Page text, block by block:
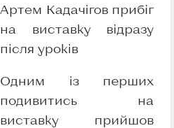
Артем Кадачігов прибіг
на виставку відразу
після уроків
Одним із перших
подивитись на
виставку прийшов